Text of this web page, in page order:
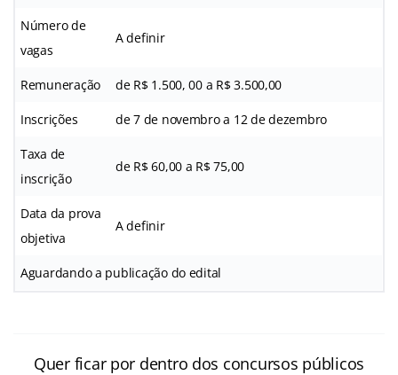
Número de
vagas
A definir
Remuneração de R$ 1.500, 00 a R$ 3.500,00
Inscrições de 7 de novembro a 12 de dezembro
Taxa de
inscrição
de R$ 60,00 a R$ 75,00
Data da prova
objetiva
A definir
Aguardando a publicação do edital
Quer ficar por dentro dos concursos públicos